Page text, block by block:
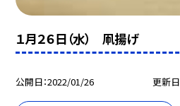
１月２６日（水） 凧揚げ
公開日 2022/01/26 更新日